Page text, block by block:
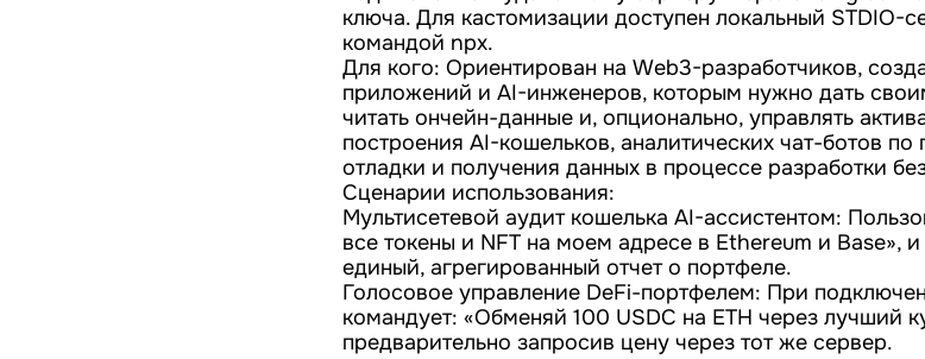
ключа. Для кастомизации доступен локальный STDIO-
командой npx.
Для кого: Ориентирован на Web3-разработчиков,
приложений и AI-инженеров, которым нужно дать
читать ончейн-данные и, опционально, управлять
построения AI-кошельков, аналитических чат-ботов
отладки и получения данных в процессе разработки
Сценарии использования:
Мультисетевой аудит кошелька AI-ассистентом:
все токены и NFT на моем адресе в Ethereum и Base»,
единый, агрегированный отчет о портфеле.
Голосовое управление DeFi-портфелем: При
командует: «Обменяй 100 USDC на ETH через лучший
предварительно запросив цену через тот же сервер.